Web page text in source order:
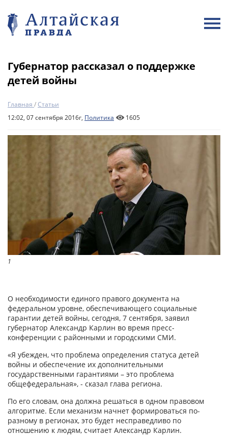
Губернатор рассказал о поддержке
детей войны
Главная /Статьи
12:02, 07 сентября 2016г, Политика 1605
1
О необходимости единого правого документа на
федеральном уровне, обеспечивающего социальные
гарантии детей войны, сегодня, 7 сентября, заявил
губернатор Александр Карлин во время пресс-
конференции с районными и городскими СМИ.
«Я убежден, что проблема определения статуса детей
войны и обеспечение их дополнительными
государственными гарантиями – это проблема
общефедеральная», - сказал глава региона.
По его словам, она должна решаться в одном правовом
алгоритме. Если механизм начнет формироваться по-
разному в регионах, это будет несправедливо по
отношению к людям, считает Александр Карлин.